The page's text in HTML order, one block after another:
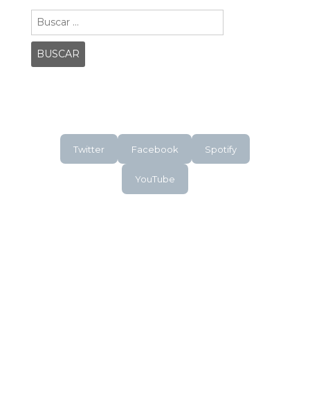
Twitter Facebook Spotify
YouTube